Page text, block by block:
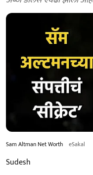
Sam Altman Net Worth eSakal
Sudesh